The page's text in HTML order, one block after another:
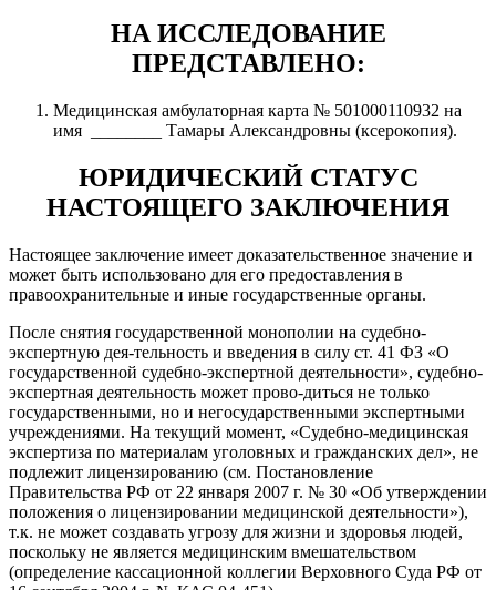
НА ИССЛЕДОВАНИЕ
ПРЕДСТАВЛЕНО:
Медицинская амбулаторная карта № 501000110932 на
имя ________ Тамары Александровны (ксерокопия).
ЮРИДИЧЕСКИЙ СТАТУС
НАСТОЯЩЕГО ЗАКЛЮЧЕНИЯ
Настоящее заключение имеет доказательственное значение и
может быть использовано для его предоставления в
правоохранительные и иные государственные органы.
После снятия государственной монополии на судебно-
экспертную дея-тельность и введения в силу ст. 41 ФЗ «О
государственной судебно-экспертной деятельности», судебно-
экспертная деятельность может прово-диться не только
государственными, но и негосударственными экспертными
учреждениями. На текущий момент, «Судебно-медицинская
экспертиза по материалам уголовных и гражданских дел», не
подлежит лицензированию (см. Постановление
Правительства РФ от 22 января 2007 г. № 30 «Об утверждении
положения о лицензировании медицинской деятельности»),
т.к. не может создавать угрозу для жизни и здоровья людей,
поскольку не является медицинским вмешательством
(определение кассационной коллегии Верховного Суда РФ от